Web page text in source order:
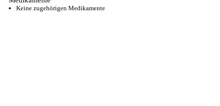
Keine zugehörigen Medikamente